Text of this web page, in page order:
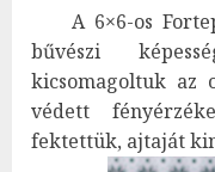
A 6×6-os
bűvészi
kicsomagoltuk az
védett
fektettük, ajtaját